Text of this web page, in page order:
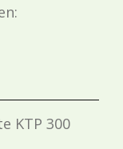
KTP 300